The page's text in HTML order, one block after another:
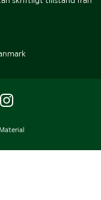
Material